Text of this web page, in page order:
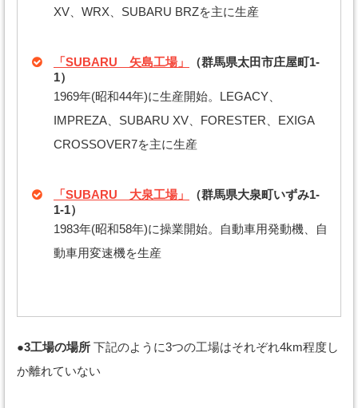
XV、WRX、SUBARU BRZを主に生産
「SUBARU 矢島工場」
（群馬県太田市庄屋町1-
1）
1969年(昭和44年)に生産開始。LEGACY、
IMPREZA、SUBARU XV、FORESTER、EXIGA
CROSSOVER7を主に生産
「SUBARU 大泉工場」
（群馬県大泉町いずみ1-
1-1）
1983年(昭和58年)に操業開始。自動車用発動機、自
動車用変速機を生産
●3工場の場所 下記のように3つの工場はそれぞれ4km程度し
か離れていない